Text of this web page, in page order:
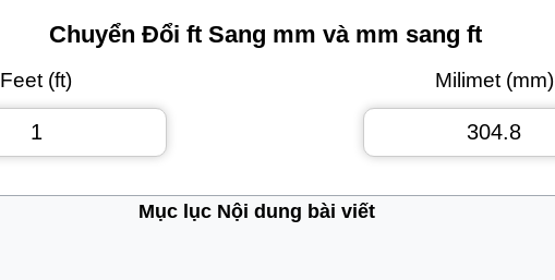
Chuyển Đổi ft Sang mm và mm sang ft
Feet (ft) Milimet (mm)
Mục lục Nội dung bài viết